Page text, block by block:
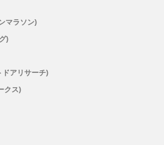
マラソン)
)
アリサーチ)
クス)